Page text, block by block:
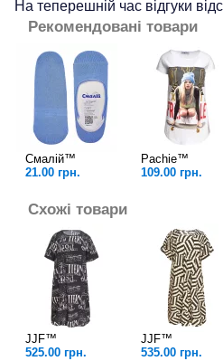
На теперешній час відгуки
Рекомендовані товари
Смалій™
21.00 грн.
Pachie™
109.00 грн.
Схожі товари
JJF™
525.00 грн.
JJF™
535.00 грн.